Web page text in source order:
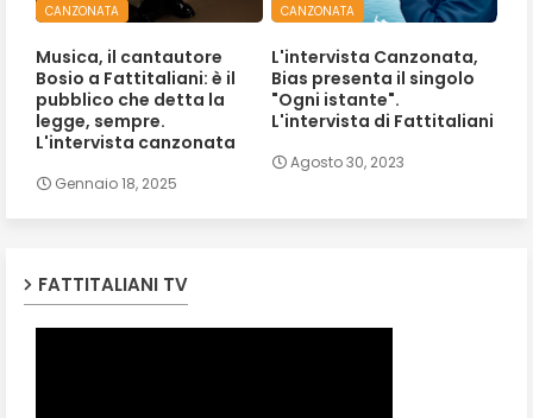
CANZONATA
Musica, il cantautore
Bosio a Fattitaliani: è il
pubblico che detta la
legge, sempre.
L'intervista canzonata
Gennaio 18, 2025
CANZONATA
L'intervista Canzonata,
Bias presenta il singolo
"Ogni istante".
L'intervista di Fattitaliani
Agosto 30, 2023
FATTITALIANI TV